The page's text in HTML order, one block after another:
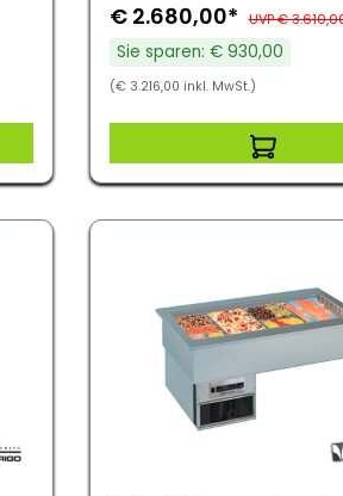
€ 2.680,00* UVP €
Sie sparen: € 930,00
(€ 3.216,00 inkl. MwSt.)